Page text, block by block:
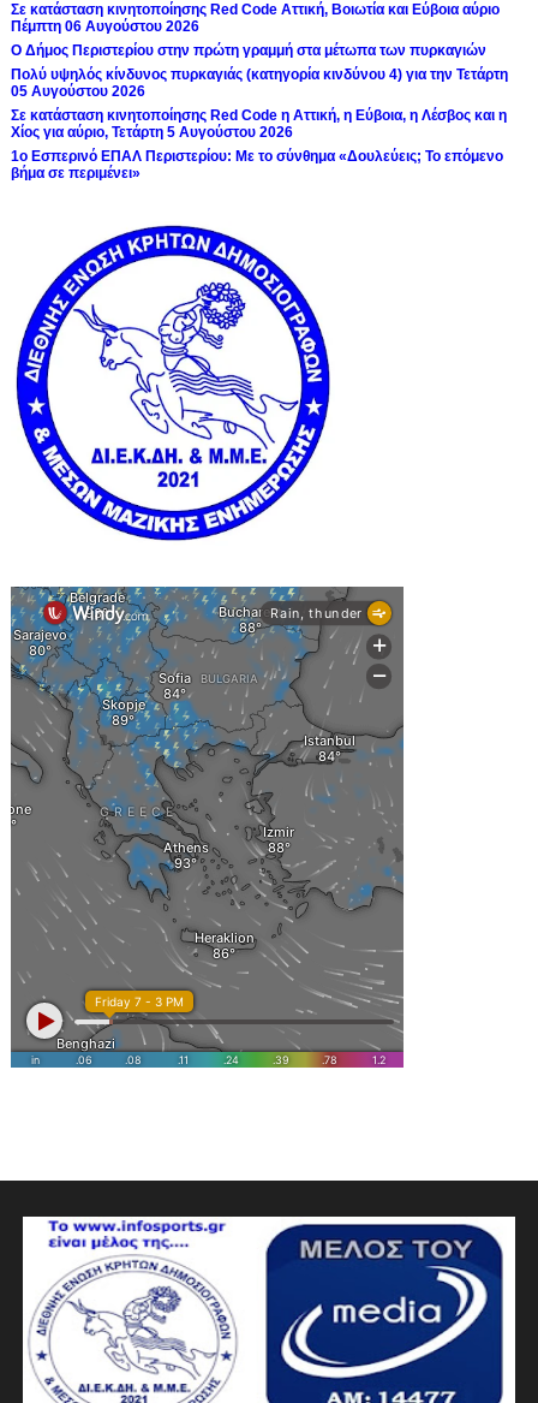
Σε κατάσταση κινητοποίησης Red Code Αττική, Βοιωτία και Εύβοια αύριο
Πέμπτη 06 Αυγούστου 2026
Ο Δήμος Περιστερίου στην πρώτη γραμμή στα μέτωπα των πυρκαγιών
Πολύ υψηλός κίνδυνος πυρκαγιάς (κατηγορία κινδύνου 4) για την Τετάρτη
05 Αυγούστου 2026
Σε κατάσταση κινητοποίησης Red Code η Αττική, η Εύβοια, η Λέσβος και η
Χίος για αύριο, Τετάρτη 5 Αυγούστου 2026
1ο Εσπερινό ΕΠΑΛ Περιστερίου: Με το σύνθημα «Δουλεύεις; Το επόμενο
βήμα σε περιμένει»